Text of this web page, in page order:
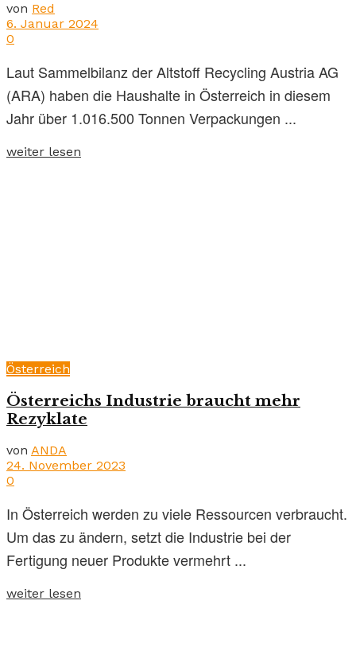
von Red
6. Januar 2024
0
Laut Sammelbilanz der Altstoff Recycling Austria AG
(ARA) haben die Haushalte in Österreich in diesem
Jahr über 1.016.500 Tonnen Verpackungen ...
weiter lesen
Österreich
Österreichs Industrie braucht mehr
Rezyklate
von ANDA
24. November 2023
0
In Österreich werden zu viele Ressourcen verbraucht.
Um das zu ändern, setzt die Industrie bei der
Fertigung neuer Produkte vermehrt ...
weiter lesen